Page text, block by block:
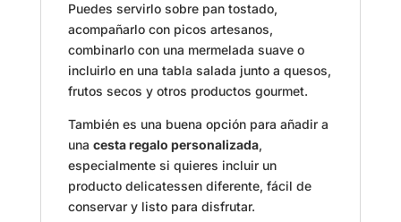
Puedes servirlo sobre pan tostado,
acompañarlo con picos artesanos,
combinarlo con una mermelada suave o
incluirlo en una tabla salada junto a quesos,
frutos secos y otros productos gourmet.
También es una buena opción para añadir a
una cesta regalo personalizada,
especialmente si quieres incluir un
producto delicatessen diferente, fácil de
conservar y listo para disfrutar.